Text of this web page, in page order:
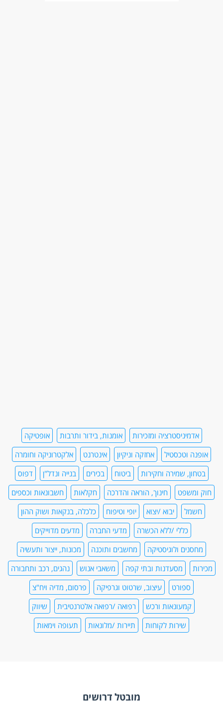
אדמיניסטרציה ומזכירות אומנות, בידור ותרבות
אופטיקה
אופנה וטכסטיל
אחזקה וניקיון אינטרנט
אלקטרוניקה וחומרה
בטחון, שמירה וחקירות
ביטוח בכירים בנייה ונדל"ן
דפוס
חוק ומשפט
חינוך, הוראה והדרכה חקלאות
חשבונאות וכספים
חשמל
יבוא /יצוא יופי וטיפוח
כלכלה, בנקאות ושוק ההון
כללי /ללא הכשרה
מדעי החברה
מדעים מדוייקים
מחסנים ולוגיסטיקה
מחשבים ותוכנה
מכונות, ייצור ותעשיה
מכירות
מסעדנות ובתי קפה משאבי אנוש
נהגים, רכב ותחבורה
ספורט
עיצוב, שרטוט וגרפיקה
פרסום, מדיה ויח"צ
קמעונאות ורכש
רפואה /רפואה אלטרנטיבית
שיווק
שירות לקוחות
תיירות /מלונאות תעופה וימאות
מובטל דרושים